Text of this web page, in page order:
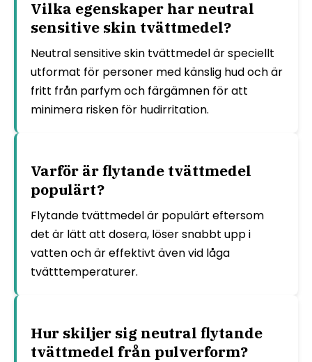
Vilka egenskaper har neutral
sensitive skin tvättmedel?
Neutral sensitive skin tvättmedel är speciellt
utformat för personer med känslig hud och är
fritt från parfym och färgämnen för att
minimera risken för hudirritation.
Varför är flytande tvättmedel
populärt?
Flytande tvättmedel är populärt eftersom
det är lätt att dosera, löser snabbt upp i
vatten och är effektivt även vid låga
tvätttemperaturer.
Hur skiljer sig neutral flytande
tvättmedel från pulverform?